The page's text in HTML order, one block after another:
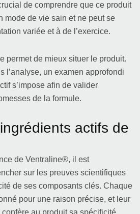
de comprendre que ce produit
mode de vie sain et ne peut se
variée et à de l’exercice.
permet de mieux situer le produit.
l’analyse, un examen approfondi
s’impose afin de valider
de la formule.
actifs de
de Ventraline®, il est
sur les preuves scientifiques
de ses composants clés. Chaque
pour une raison précise, et leur
confère au produit sa spécificité.